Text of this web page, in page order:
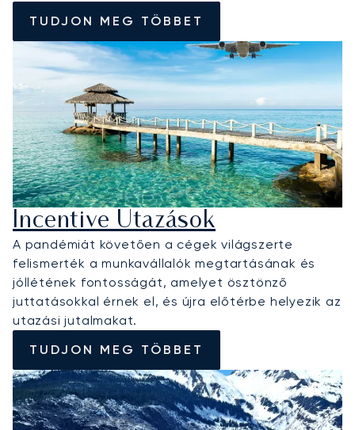
TUDJON MEG TÖBBET
Incentive Utazások
A pandémiát követően a cégek világszerte
felismerték a munkavállalók megtartásának és
jóllétének fontosságát, amelyet ösztönző
juttatásokkal érnek el, és újra előtérbe helyezik az
utazási jutalmakat.
TUDJON MEG TÖBBET